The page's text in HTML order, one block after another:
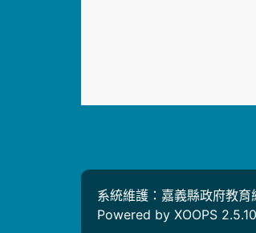
系統維護：嘉義縣政府教育
Powered by XOOPS